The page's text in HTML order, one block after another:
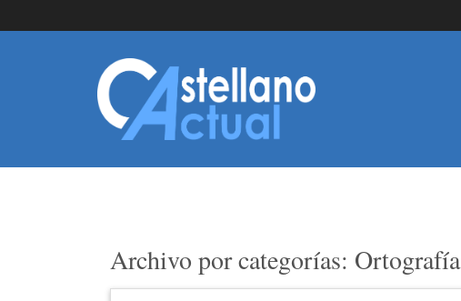
Archivo por categorías: Ortografía